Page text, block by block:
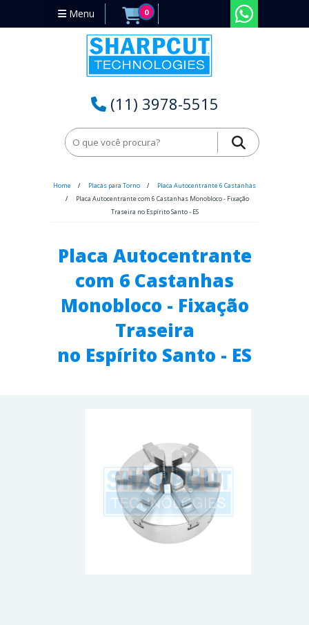
Menu 0
(11) 3978-5515
Home Placas para Torno
Placa Autocentrante 6 Castanhas
Placa Autocentrante com 6 Castanhas Monobloco - Fixação
Traseira no Espírito Santo - ES
Placa Autocentrante
com 6 Castanhas
Monobloco - Fixação
Traseira
no Espírito Santo - ES